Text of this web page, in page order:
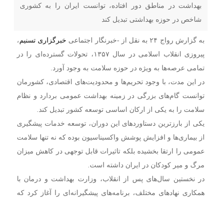
بهداشت در مناطق دور افتاده، توانست ایران را به کشوری
شاخص در حوزه بهداشتی تبدیل کند
به گزارش رواج ۲۴ به نقل از -خبرنگار اجتماعی خبرگزاری تسنیم،‌
پیروزی انقلاب اسلامی در سال ۱۳۵۷، تحولات گسترده‌ای را در
تمامی عرصه‌ها به ویژه در حوزه سلامت به وجود آورد.
در این مدت، با وجود تحریم‌ها و محدودیت‌های اقتصادی، کشورمان
توانست گام‌های بزرگی در زمینه بهداشت عمومی بردارد و نظام
سلامت را به یکی از ارکان اساسی توسعه کشور تبدیل کند.
یکی از بارزترین دستاوردهای این دوران، توسعه خدمات پیشگیری
از بیماری‌ها و افزایش پوشش واکسیناسیون بوده که نه تنها سلامت
عمومی را ارتقا بخشیده بلکه تاثیرات قابل توجهی در کاهش میزان
مرگ و میر کودکان در ایران داشته است.
در نخستین سال‌های پس از انقلاب، وزارت بهداشت و درمان با
همکاری نهادهای مختلف، برنامه‌های پیشگیرانه‌ای را آغاز کرد که